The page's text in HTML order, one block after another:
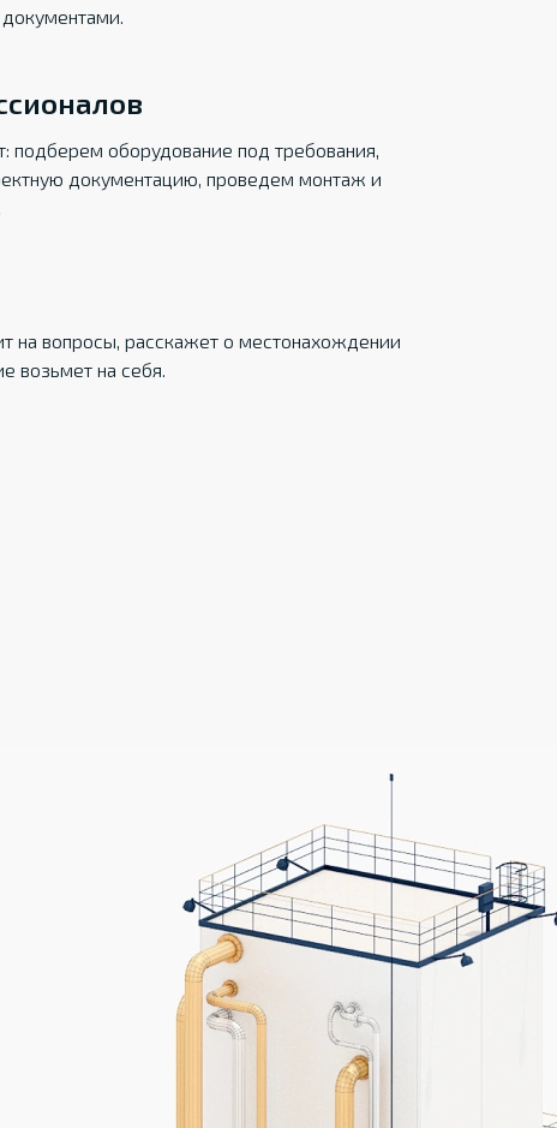
подберем оборудование под требования,
документацию, проведем монтаж и
на вопросы, расскажет о местонахождении
возьмет на себя.